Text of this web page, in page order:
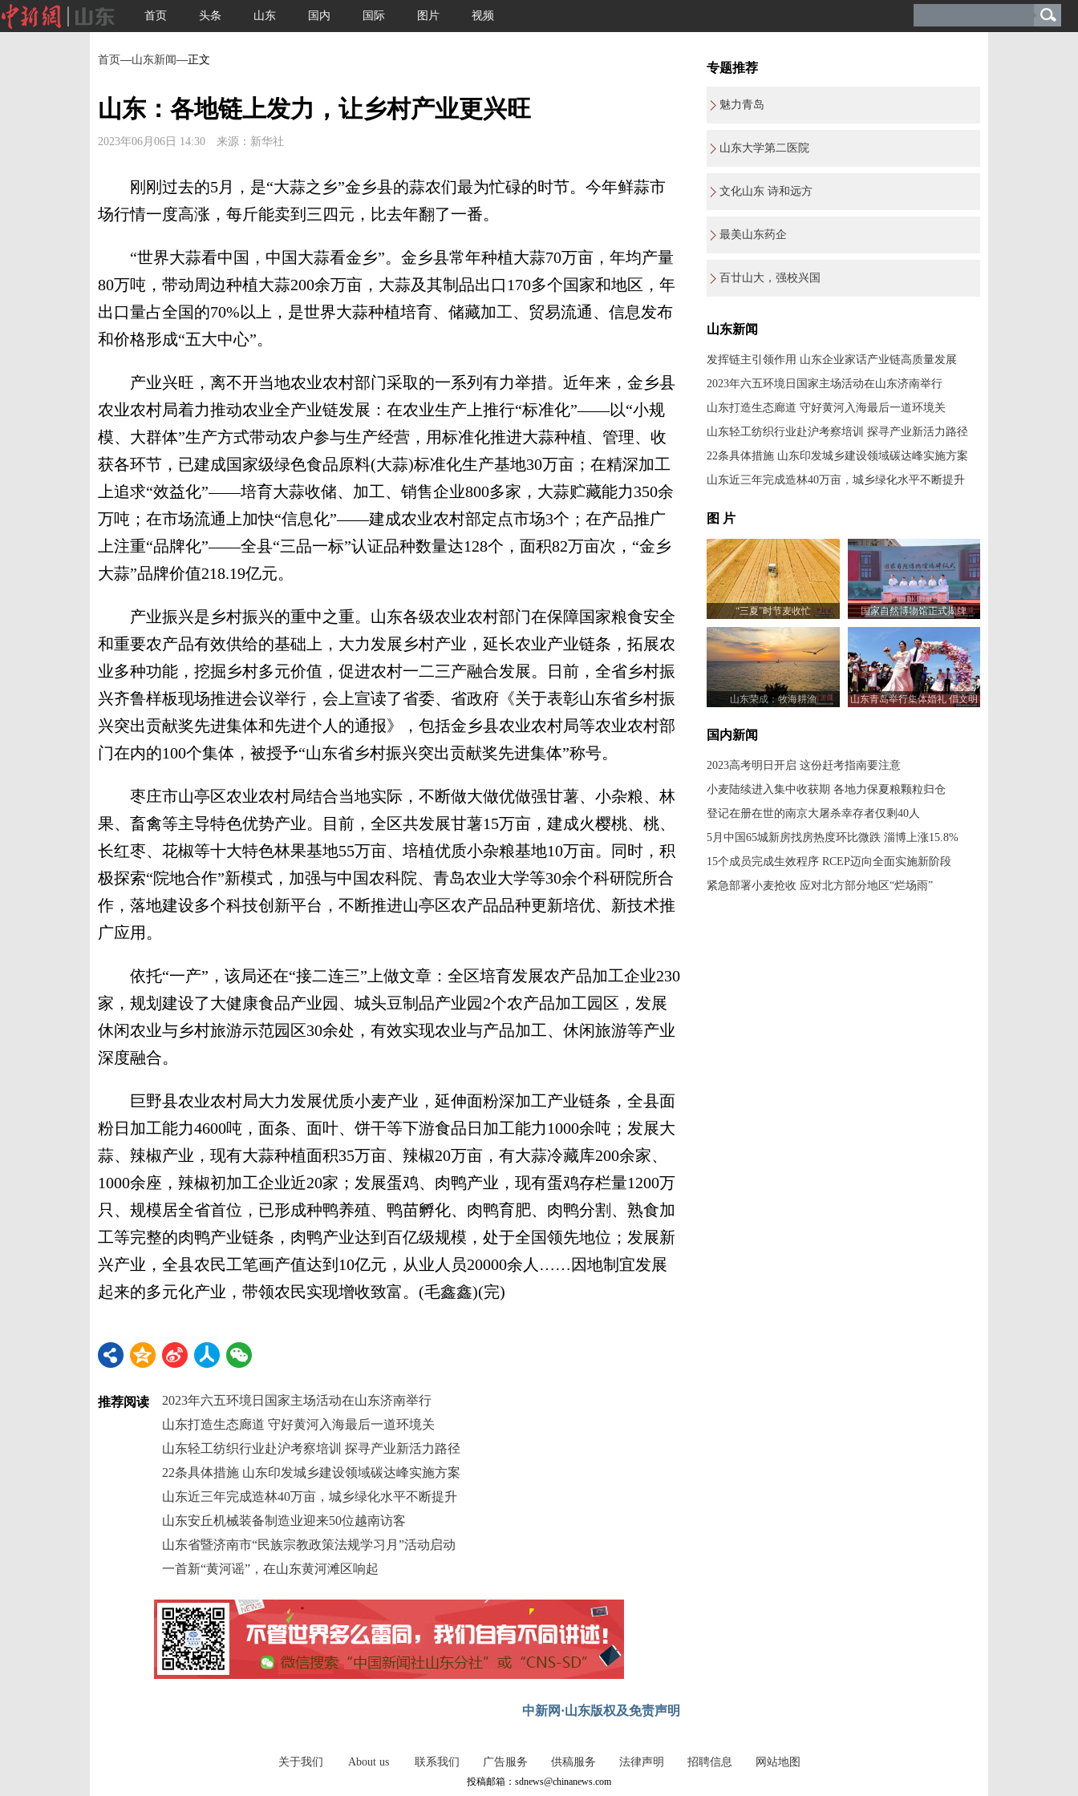
首页 头条 山东 国内 国际 图片 视频
首页—山东新闻—正文
山东：各地链上发力，让乡村产业更兴旺
2023年06月06日 14:30 来源：新华社
刚刚过去的5月，是“大蒜之乡”金乡县的蒜农们最为忙碌的时节。今年鲜蒜市
场行情一度高涨，每斤能卖到三四元，比去年翻了一番。
“世界大蒜看中国，中国大蒜看金乡”。金乡县常年种植大蒜70万亩，年均产量
80万吨，带动周边种植大蒜200余万亩，大蒜及其制品出口170多个国家和地区，年
出口量占全国的70%以上，是世界大蒜种植培育、储藏加工、贸易流通、信息发布
和价格形成“五大中心”。
产业兴旺，离不开当地农业农村部门采取的一系列有力举措。近年来，金乡县
农业农村局着力推动农业全产业链发展：在农业生产上推行“标准化”——以“小规
模、大群体”生产方式带动农户参与生产经营，用标准化推进大蒜种植、管理、收
获各环节，已建成国家级绿色食品原料(大蒜)标准化生产基地30万亩；在精深加工
上追求“效益化”——培育大蒜收储、加工、销售企业800多家，大蒜贮藏能力350余
万吨；在市场流通上加快“信息化”——建成农业农村部定点市场3个；在产品推广
上注重“品牌化”——全县“三品一标”认证品种数量达128个，面积82万亩次，“金乡
大蒜”品牌价值218.19亿元。
产业振兴是乡村振兴的重中之重。山东各级农业农村部门在保障国家粮食安全
和重要农产品有效供给的基础上，大力发展乡村产业，延长农业产业链条，拓展农
业多种功能，挖掘乡村多元价值，促进农村一二三产融合发展。日前，全省乡村振
兴齐鲁样板现场推进会议举行，会上宣读了省委、省政府《关于表彰山东省乡村振
兴突出贡献奖先进集体和先进个人的通报》，包括金乡县农业农村局等农业农村部
门在内的100个集体，被授予“山东省乡村振兴突出贡献奖先进集体”称号。
枣庄市山亭区农业农村局结合当地实际，不断做大做优做强甘薯、小杂粮、林
果、畜禽等主导特色优势产业。目前，全区共发展甘薯15万亩，建成火樱桃、桃、
长红枣、花椒等十大特色林果基地55万亩、培植优质小杂粮基地10万亩。同时，积
极探索“院地合作”新模式，加强与中国农科院、青岛农业大学等30余个科研院所合
作，落地建设多个科技创新平台，不断推进山亭区农产品品种更新培优、新技术推
广应用。
依托“一产”，该局还在“接二连三”上做文章：全区培育发展农产品加工企业230
家，规划建设了大健康食品产业园、城头豆制品产业园2个农产品加工园区，发展
休闲农业与乡村旅游示范园区30余处，有效实现农业与产品加工、休闲旅游等产业
深度融合。
巨野县农业农村局大力发展优质小麦产业，延伸面粉深加工产业链条，全县面
粉日加工能力4600吨，面条、面叶、饼干等下游食品日加工能力1000余吨；发展大
蒜、辣椒产业，现有大蒜种植面积35万亩、辣椒20万亩，有大蒜冷藏库200余家、
1000余座，辣椒初加工企业近20家；发展蛋鸡、肉鸭产业，现有蛋鸡存栏量1200万
只、规模居全省首位，已形成种鸭养殖、鸭苗孵化、肉鸭育肥、肉鸭分割、熟食加
工等完整的肉鸭产业链条，肉鸭产业达到百亿级规模，处于全国领先地位；发展新
兴产业，全县农民工笔画产值达到10亿元，从业人员20000余人……因地制宜发展
起来的多元化产业，带领农民实现增收致富。(毛鑫鑫)(完)
推荐阅读
2023年六五环境日国家主场活动在山东济南举行
山东打造生态廊道 守好黄河入海最后一道环境关
山东轻工纺织行业赴沪考察培训 探寻产业新活力路径
22条具体措施 山东印发城乡建设领域碳达峰实施方案
山东近三年完成造林40万亩，城乡绿化水平不断提升
山东安丘机械装备制造业迎来50位越南访客
山东省暨济南市“民族宗教政策法规学习月”活动启动
一首新“黄河谣”，在山东黄河滩区响起
中新网·山东版权及免责声明
专题推荐
魅力青岛
山东大学第二医院
文化山东 诗和远方
最美山东药企
百廿山大，强校兴国
山东新闻
发挥链主引领作用 山东企业家话产业链高质量发展
2023年六五环境日国家主场活动在山东济南举行
山东打造生态廊道 守好黄河入海最后一道环境关
山东轻工纺织行业赴沪考察培训 探寻产业新活力路径
22条具体措施 山东印发城乡建设领域碳达峰实施方案
山东近三年完成造林40万亩，城乡绿化水平不断提升
图 片
“三夏”时节麦收忙 国家自然博物馆正式揭牌
山东荣成：牧海耕渔
山东青岛举行集体婚礼 倡文明
国内新闻
2023高考明日开启 这份赶考指南要注意
小麦陆续进入集中收获期 各地力保夏粮颗粒归仓
登记在册在世的南京大屠杀幸存者仅剩40人
5月中国65城新房找房热度环比微跌 淄博上涨15.8%
15个成员完成生效程序 RCEP迈向全面实施新阶段
紧急部署小麦抢收 应对北方部分地区“烂场雨”
关于我们 About us 联系我们 广告服务 供稿服务 法律声明 招聘信息 网站地图
投稿邮箱：sdnews@chinanews.com